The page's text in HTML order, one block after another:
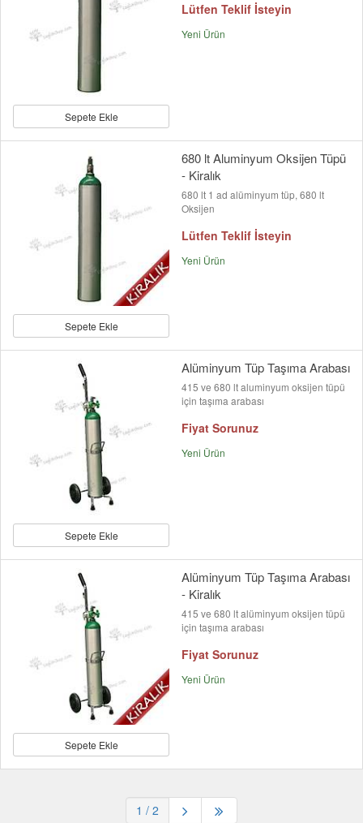
Sepete Ekle
Lütfen Teklif İsteyin
Yeni Ürün
Sepete Ekle
680 lt Aluminyum Oksijen Tüpü
- Kiralık
680 lt 1 ad alüminyum tüp, 680 lt
Oksijen
Lütfen Teklif İsteyin
Yeni Ürün
Sepete Ekle
Alüminyum Tüp Taşıma Arabası
415 ve 680 lt aluminyum oksijen tüpü
için taşıma arabası
Fiyat Sorunuz
Yeni Ürün
Sepete Ekle
Alüminyum Tüp Taşıma Arabası
- Kiralık
415 ve 680 lt alüminyum oksijen tüpü
için taşıma arabası
Fiyat Sorunuz
Yeni Ürün
1 / 2